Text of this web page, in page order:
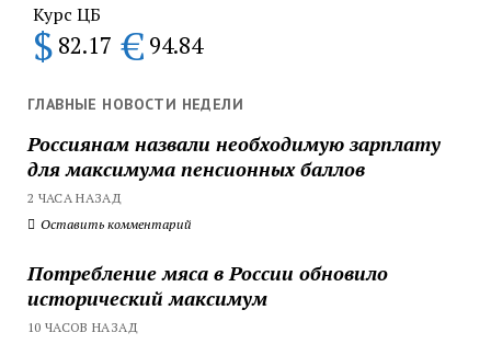
Курс ЦБ
$ 82.17 € 94.84
ГЛАВНЫЕ НОВОСТИ НЕДЕЛИ
Россиянам назвали необходимую зарплату
для максимума пенсионных баллов
2 ЧАСА НАЗАД
Оставить комментарий
Потребление мяса в России обновило
исторический максимум
10 ЧАСОВ НАЗАД